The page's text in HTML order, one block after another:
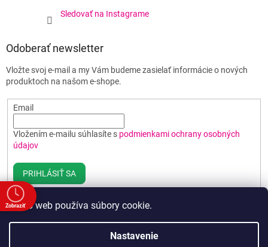
Tento web používa súbory cookie.
Nastavenie
Sledovať na Instagrame
Odoberať newsletter
Vložte svoj e-mail a my Vám budeme zasielať informácie o nových
produktoch na našom e-shope.
Email
Vložením e-mailu súhlasíte s podmienkami ochrany osobných
údajov
PRIHLÁSIŤ SA
Vytvoril Shoptet
Zobraziť